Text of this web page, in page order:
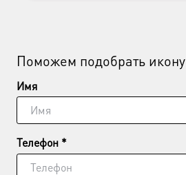
Поможем подобрать икону
Имя
Телефон *